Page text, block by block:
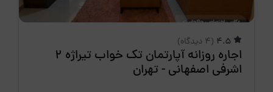
(4 دیدگاه)
اجاره روزانه آپارتمان تک خواب تیراژه 2
اشرفی اصفهانی - تهران